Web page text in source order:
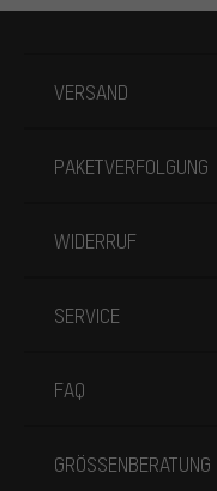
VERSAND
PAKETVERFOLGUNG
WIDERRUF
SERVICE
FAQ
GRÖSSENBERATUNG